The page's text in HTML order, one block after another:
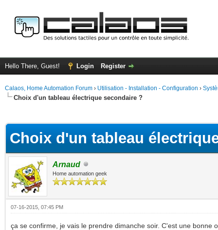
Hello There, Guest! Login Register
Calaos, Home Automation Forum › Utilisation - Installation - Configuration ›
Choix d'un tableau électrique secondaire ?
Choix d'un tableau
Arnaud
Home automation geek
07-16-2015, 07:45 PM
ça se confirme, je vais le prendre dimanche soir. C'est une bonne